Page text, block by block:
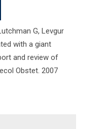
G, Levgur
with a giant
and review of
Obstet. 2007